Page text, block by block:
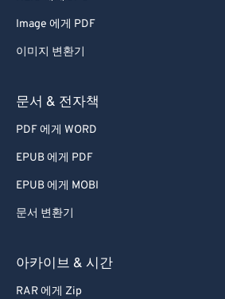
Image 에게 PDF
이미지 변환기
문서 & 전자책
PDF 에게 WORD
EPUB 에게 PDF
EPUB 에게 MOBI
문서 변환기
아카이브 & 시간
RAR 에게 Zip